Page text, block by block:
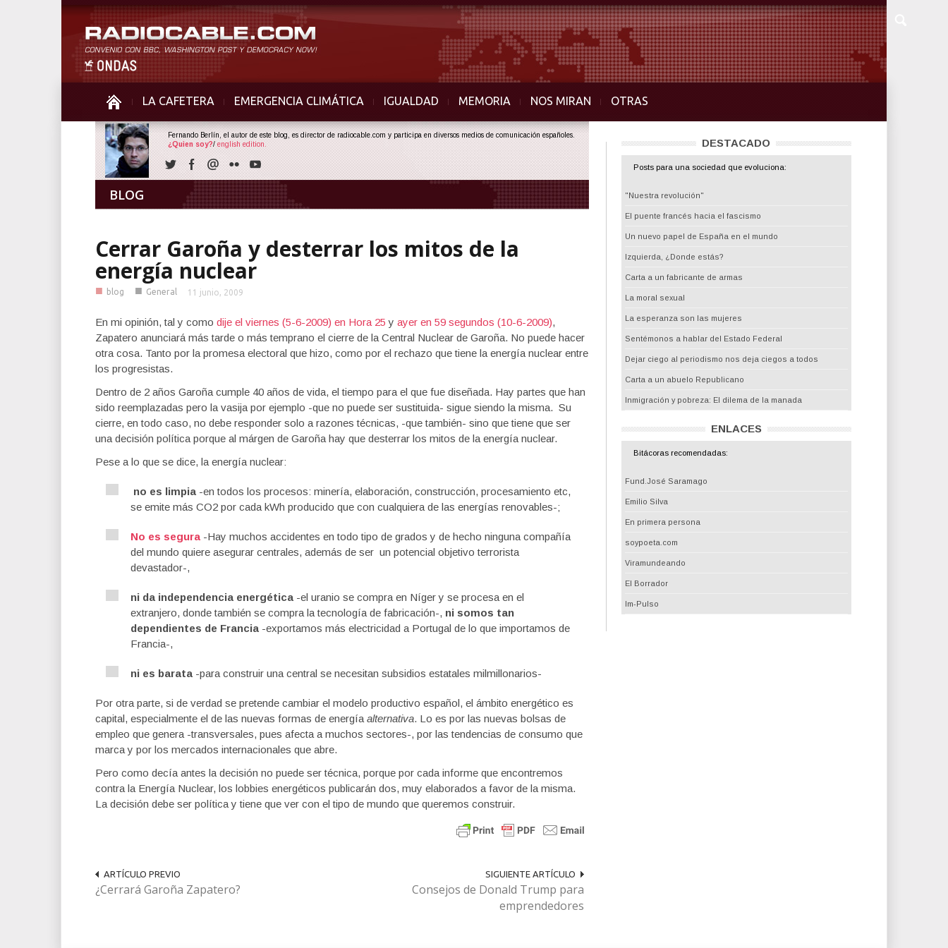
LA CAFETERA EMERGENCIA CLIMÁTICA IGUALDAD MEMORIA NOS MIRAN OTRAS
BLOG
Fernando Berlín, el autor de este blog, es director de radiocable.com y participa en diversos medios de comunicación españoles.
¿Quien soy?/ english edition.
Cerrar Garoña y desterrar los mitos de la
energía nuclear
■ blog ■ General 11 junio, 2009
En mi opinión, tal y como dije el viernes (5-6-2009) en Hora 25 y ayer en 59 segundos (10-6-2009),
Zapatero anunciará más tarde o más temprano el cierre de la Central Nuclear de Garoña. No puede hacer
otra cosa. Tanto por la promesa electoral que hizo, como por el rechazo que tiene la energía nuclear entre
los progresistas.
Dentro de 2 años Garoña cumple 40 años de vida, el tiempo para el que fue diseñada. Hay partes que han
sido reemplazadas pero la vasija por ejemplo -que no puede ser sustituida- sigue siendo la misma. Su
cierre, en todo caso, no debe responder solo a razones técnicas, -que también- sino que tiene que ser
una decisión política porque al márgen de Garoña hay que desterrar los mitos de la energía nuclear.
Pese a lo que se dice, la energía nuclear:
no es limpia -en todos los procesos: minería, elaboración, construcción, procesamiento etc,
se emite más CO2 por cada kWh producido que con cualquiera de las energías renovables-;
No es segura -Hay muchos accidentes en todo tipo de grados y de hecho ninguna compañía
del mundo quiere asegurar centrales, además de ser un potencial objetivo terrorista
devastador-,
ni da independencia energética -el uranio se compra en Níger y se procesa en el
extranjero, donde también se compra la tecnología de fabricación-, ni somos tan
dependientes de Francia -exportamos más electricidad a Portugal de lo que importamos de
Francia-,
ni es barata -para construir una central se necesitan subsidios estatales milmillonarios-
Por otra parte, si de verdad se pretende cambiar el modelo productivo español, el ámbito energético es
capital, especialmente el de las nuevas formas de energía alternativa. Lo es por las nuevas bolsas de
empleo que genera -transversales, pues afecta a muchos sectores-, por las tendencias de consumo que
marca y por los mercados internacionales que abre.
Pero como decía antes la decisión no puede ser técnica, porque por cada informe que encontremos
contra la Energía Nuclear, los lobbies energéticos publicarán dos, muy elaborados a favor de la misma.
La decisión debe ser política y tiene que ver con el tipo de mundo que queremos construir.
ARTÍCULO PREVIO
¿Cerrará Garoña Zapatero?
SIGUIENTE ARTÍCULO
Consejos de Donald Trump para
emprendedores
DESTACADO
Posts para una sociedad que evoluciona:
"Nuestra revolución"
El puente francés hacia el fascismo
Un nuevo papel de España en el mundo
Izquierda, ¿Donde estás?
Carta a un fabricante de armas
La moral sexual
La esperanza son las mujeres
Sentémonos a hablar del Estado Federal
Dejar ciego al periodismo nos deja ciegos a todos
Carta a un abuelo Republicano
Inmigración y pobreza: El dilema de la manada
ENLACES
Bitácoras recomendadas:
Fund.José Saramago
Emilio Silva
En primera persona
soypoeta.com
Viramundeando
El Borrador
Im-Pulso